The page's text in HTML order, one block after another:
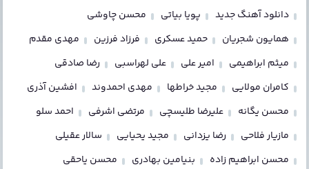
دانلود آهنگ جدید پویا بیاتی
محسن چاوشی
همایون شجریان
حمید عسکری فرزاد فرزین
مهدی مقدم
میثم ابراهیمی
امیر علی علی لهراسبی
رضا صادقی
کامران مولایی
مجید خراطها مهدی احمدوند
افشین آذری
محسن یگانه
علیرضا طلیسچی مرتضی اشرفی
احمد سلو
مازیار فلاحی
رضا یزدانی مجید یحیایی
سالار عقیلی
محسن ابراهیم زاده
بنیامین بهادری
محسن یاحقی